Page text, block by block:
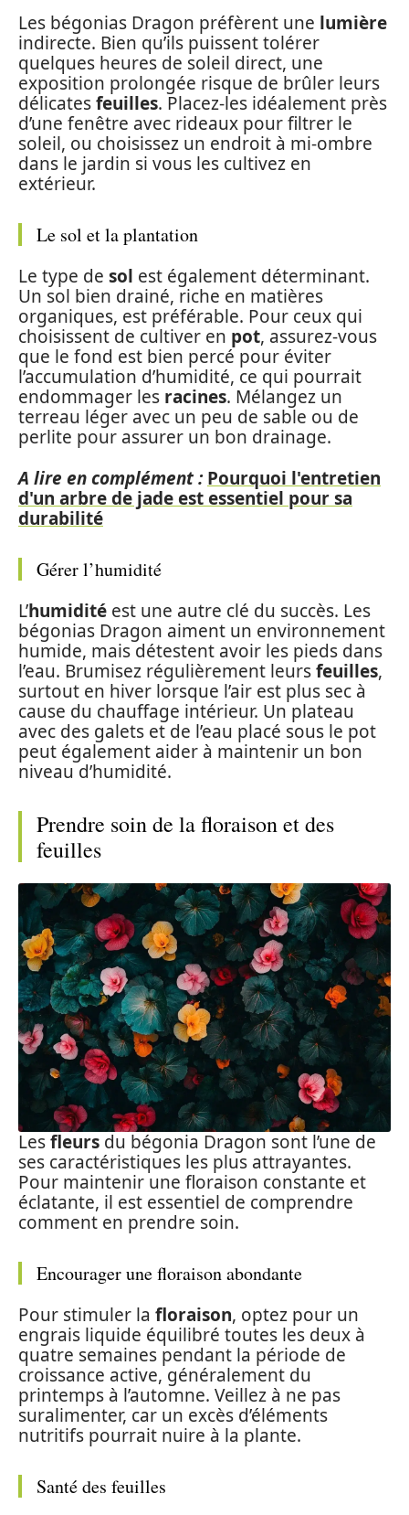
Les bégonias Dragon préfèrent une lumière
indirecte. Bien qu’ils puissent tolérer
quelques heures de soleil direct, une
exposition prolongée risque de brûler leurs
délicatesfeuilles. Placez-les idéalement près
d’une fenêtre avec rideaux pour filtrer le
soleil, ou choisissez un endroit à mi-ombre
dans le jardin si vous les cultivez en
extérieur.
Le sol et la plantation
Le type de sol est également déterminant.
Un sol bien drainé, riche en matières
organiques, est préférable. Pour ceux qui
choisissent de cultiver en pot, assurez-vous
que le fond est bien percé pour éviter
l’accumulation d’humidité, ce qui pourrait
endommager les racines. Mélangez un
terreau léger avec un peu de sable ou de
perlite pour assurer un bon drainage.
A lire en complément : Pourquoi l'entretien
d'un arbre de jade est essentiel pour sa
durabilité
Gérer l’humidité
L’humidité est une autre clé du succès. Les
bégonias Dragon aiment un environnement
humide, mais détestent avoir les pieds dans
l’eau. Brumisez régulièrement leursfeuilles,
surtout en hiver lorsque l’air est plus sec à
cause du chauffage intérieur. Un plateau
avec des galets et de l’eau placé sous le pot
peut également aider à maintenir un bon
niveau d’humidité.
Prendre soin de la floraison et des
feuilles
Lesfleurs du bégonia Dragon sont l’une de
ses caractéristiques les plus attrayantes.
Pour maintenir une floraison constante et
éclatante, il est essentiel de comprendre
comment en prendre soin.
Encourager une floraison abondante
Pour stimuler la floraison, optez pour un
engrais liquide équilibré toutes les deux à
quatre semaines pendant la période de
croissance active, généralement du
printemps à l’automne. Veillez à ne pas
suralimenter, car un excès d’éléments
nutritifs pourrait nuire à la plante.
Santé des feuilles